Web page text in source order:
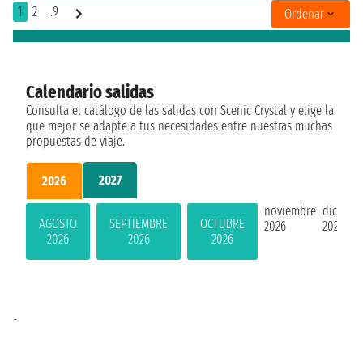
1 2 ..9 Ordenar
Calendario salidas
Consulta el catálogo de las salidas con Scenic Crystal y elige la
que mejor se adapte a tus necesidades entre nuestras muchas
propuestas de viaje.
2026 2027
AGOSTO
2026
SEPTIEMBRE
2026
OCTUBRE
2026
noviembre
2026
2026
-